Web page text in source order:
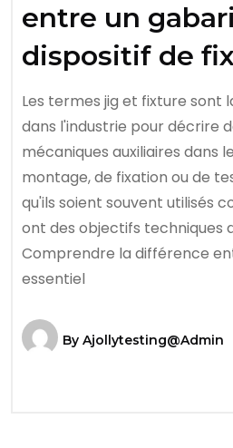
entre un
dispositif de
Les termes jig et fixture sont
dans l'industrie pour décrire
mécaniques auxiliaires dans
montage, de fixation ou de
qu'ils soient souvent utilisés
ont des objectifs techniques
Comprendre la différence
essentiel
By Ajollytesting@admin